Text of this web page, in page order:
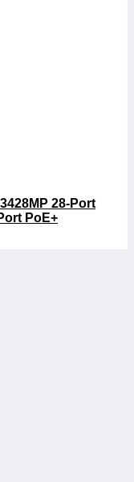
28-Port
PoE+